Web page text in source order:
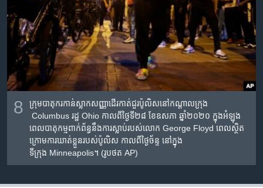
8
ក្រុមបាតុករ​កាន់​ស្លាក​សញ្ញា​ដើរកាត់​ជួរ​ប៉ូលិស​នៅ​កណ្តាល​ក្រុង​
Columbusរដ្ឋ​Ohio កាលពីថ្ងៃទី២៨ ខែឧសភា ឆ្នាំ២០២០ ក្នុង​អំឡុង
ពេលបាតុកម្ម​ពាក់ព័ន្ធ​នឹងការ​ស្លាប់​របស់​លោកGeorge Floydពេល​ស្ថិត​
ក្រោម​ការឃាត់​ខ្លួន​របស់​ប៉ូលិស កាលពីថ្ងៃច័ន្ទ នៅ​ក្នុង
ទីក្រុង Minneapolis។ (រូបថត AP)